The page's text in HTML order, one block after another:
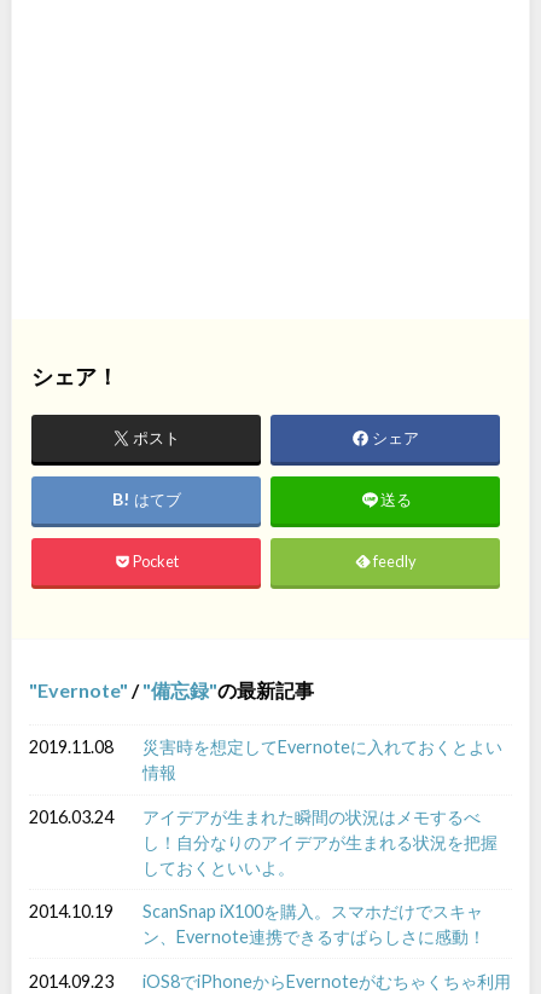
シェア！
ポスト シェア
はてブ 送る
Pocket feedly
Evernote / 備忘録 の最新記事
2019.11.08
災害時を想定してEvernoteに入れておくとよい
情報
2016.03.24
アイデアが生まれた瞬間の状況はメモするべ
し！自分なりのアイデアが生まれる状況を把握
しておくといいよ。
2014.10.19
ScanSnap iX100を購入。スマホだけでスキャ
ン、Evernote連携できるすばらしさに感動！
2014.09.23
iOS8でiPhoneからEvernoteがむちゃくちゃ利用